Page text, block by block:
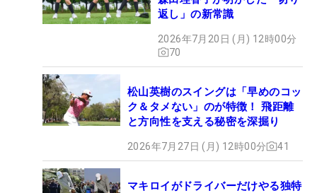
返し」の新常識
2026年7月20日 (月) 12時00分
70
松山英樹のスイングは「早めのコッ
ク＆タメない」のが特徴！ 飛距離
と方向性を支える秘密を深掘り
2026年7月27日 (月) 12時00分 41
マキロイがドライバーだけやる独特